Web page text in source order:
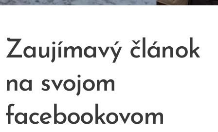
Zaujímavý článok
na svojom
facebookovom